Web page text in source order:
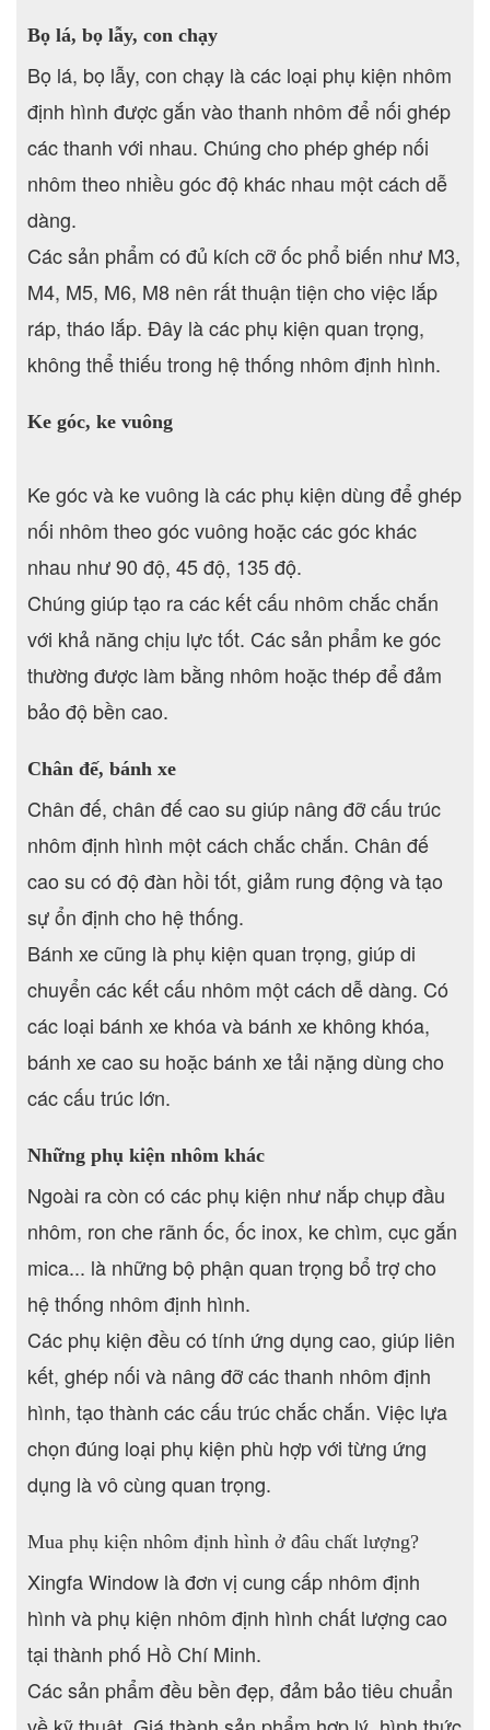
Bọ lá, bọ lẫy, con chạy
Bọ lá, bọ lẫy, con chạy là các loại phụ kiện nhôm
định hình được gắn vào thanh nhôm để nối ghép
các thanh với nhau. Chúng cho phép ghép nối
nhôm theo nhiều góc độ khác nhau một cách dễ
dàng.
Các sản phẩm có đủ kích cỡ ốc phổ biến như M3,
M4, M5, M6, M8 nên rất thuận tiện cho việc lắp
ráp, tháo lắp. Đây là các phụ kiện quan trọng,
không thể thiếu trong hệ thống nhôm định hình.
Ke góc, ke vuông
Ke góc và ke vuông là các phụ kiện dùng để ghép
nối nhôm theo góc vuông hoặc các góc khác
nhau như 90 độ, 45 độ, 135 độ.
Chúng giúp tạo ra các kết cấu nhôm chắc chắn
với khả năng chịu lực tốt. Các sản phẩm ke góc
thường được làm bằng nhôm hoặc thép để đảm
bảo độ bền cao.
Chân đế, bánh xe
Chân đế, chân đế cao su giúp nâng đỡ cấu trúc
nhôm định hình một cách chắc chắn. Chân đế
cao su có độ đàn hồi tốt, giảm rung động và tạo
sự ổn định cho hệ thống.
Bánh xe cũng là phụ kiện quan trọng, giúp di
chuyển các kết cấu nhôm một cách dễ dàng. Có
các loại bánh xe khóa và bánh xe không khóa,
bánh xe cao su hoặc bánh xe tải nặng dùng cho
các cấu trúc lớn.
Những phụ kiện nhôm khác
Ngoài ra còn có các phụ kiện như nắp chụp đầu
nhôm, ron che rãnh ốc, ốc inox, ke chìm, cục gắn
mica... là những bộ phận quan trọng bổ trợ cho
hệ thống nhôm định hình.
Các phụ kiện đều có tính ứng dụng cao, giúp liên
kết, ghép nối và nâng đỡ các thanh nhôm định
hình, tạo thành các cấu trúc chắc chắn. Việc lựa
chọn đúng loại phụ kiện phù hợp với từng ứng
dụng là vô cùng quan trọng.
Mua phụ kiện nhôm định hình ở đâu chất lượng?
Xingfa Window là đơn vị cung cấp nhôm định
hình và phụ kiện nhôm định hình chất lượng cao
tại thành phố Hồ Chí Minh.
Các sản phẩm đều bền đẹp, đảm bảo tiêu chuẩn